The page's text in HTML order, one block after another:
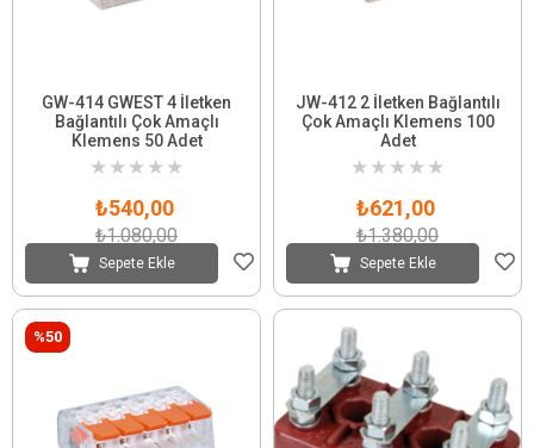
GW-414 GWEST 4 İletken
Bağlantılı Çok Amaçlı
Klemens 50 Adet
★ ★ ★ ★ ★
₺540,00
₺1.080,00
Sepete Ekle
JW-412 2 İletken Bağlantılı
Çok Amaçlı Klemens 100
Adet
★ ★ ★ ★ ★
₺621,00
₺1.380,00
Sepete Ekle
%50